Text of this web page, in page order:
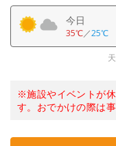
今日
35℃／25℃
※施設やイベントが
す。おでかけの際は